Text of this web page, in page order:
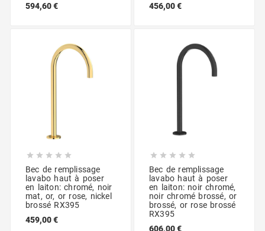
594,60 €
456,00 €
    
Bec de remplissage
lavabo haut à poser
en laiton: chromé, noir
mat, or, or rose, nickel
brossé RX395
459,00 €
    
Bec de remplissage
lavabo haut à poser
en laiton: noir chromé,
noir chromé brossé, or
brossé, or rose brossé
RX395
606,00 €